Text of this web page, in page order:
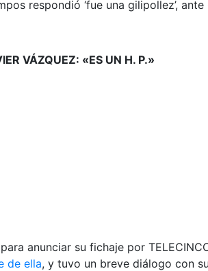
respondió ‘fue una gilipollez’,
VÁZQUEZ: «ES UN H. P.»
anunciar su fichaje por
de ella, y tuvo un breve diálogo con